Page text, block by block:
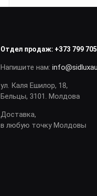
Отдел продаж: +373 799
Напишите нам:
ул. Каля Ешилор, 18,
Бельцы, 3101. Молдова
Доставка,
в любую точку Молдовы